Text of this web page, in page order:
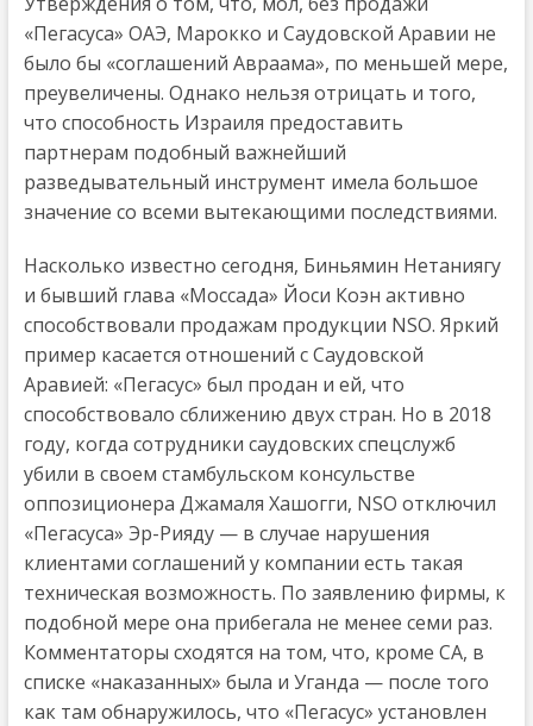
«Пегасуса» ОАЭ, Марокко и Саудовской Аравии не
было бы «соглашений Авраама», по меньшей мере,
преувеличены. Однако нельзя отрицать и того,
что способность Израиля предоставить
партнерам подобный важнейший
разведывательный инструмент имела большое
значение со всеми вытекающими последствиями.
Насколько известно сегодня, Биньямин Нетаниягу
и бывший глава «Моссада» Йоси Коэн активно
способствовали продажам продукции NSO. Яркий
пример касается отношений с Саудовской
Аравией: «Пегасус» был продан и ей, что
способствовало сближению двух стран. Но в 2018
году, когда сотрудники саудовских спецслужб
убили в своем стамбульском консульстве
оппозиционера Джамаля Хашогги, NSO отключил
«Пегасуса» Эр-Рияду — в случае нарушения
клиентами соглашений у компании есть такая
техническая возможность. По заявлению фирмы, к
подобной мере она прибегала не менее семи раз.
Комментаторы сходятся на том, что, кроме СА, в
списке «наказанных» была и Уганда — после того
как там обнаружилось, что «Пегасус» установлен